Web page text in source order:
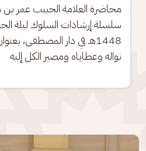
محاضرة العلامة الحبيب
1448هـ في دار المصطفى،
نواله وعطاياه ومصير الكل إليه
الصورة